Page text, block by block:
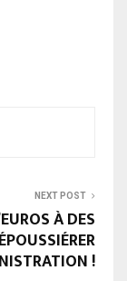
NEXT POST
À DES
!